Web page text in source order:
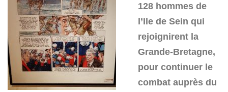
128 hommes de
l’Ile de Sein qui
rejoignirent la
Grande-Bretagne,
pour continuer le
combat auprès du